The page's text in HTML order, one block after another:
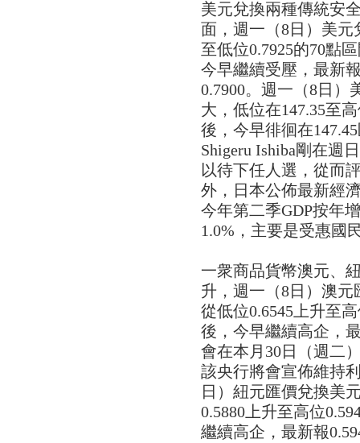
美元兌換兩種傳統安
面，週一（8日）美元
至低位0.7925的70點
今早繼續受壓，最新
0.7900。週一（8日）
大，低位在147.35至
後，今早徘徊在
Shigeru Ishiba剛在週
以待下任人選，從而
外，日本公佈最新經
今年第二季GDP按年
1.0%，主要是受惠國
一衆商品貨幣澳元、
升，週一（8日）澳
從低位0.6545上升至
後，今早繼續高企，
會在本月30日（週二
該央行將會宣佈維持
日）紐元匯價兌換美
0.5880上升至高位
繼續高企，最新報